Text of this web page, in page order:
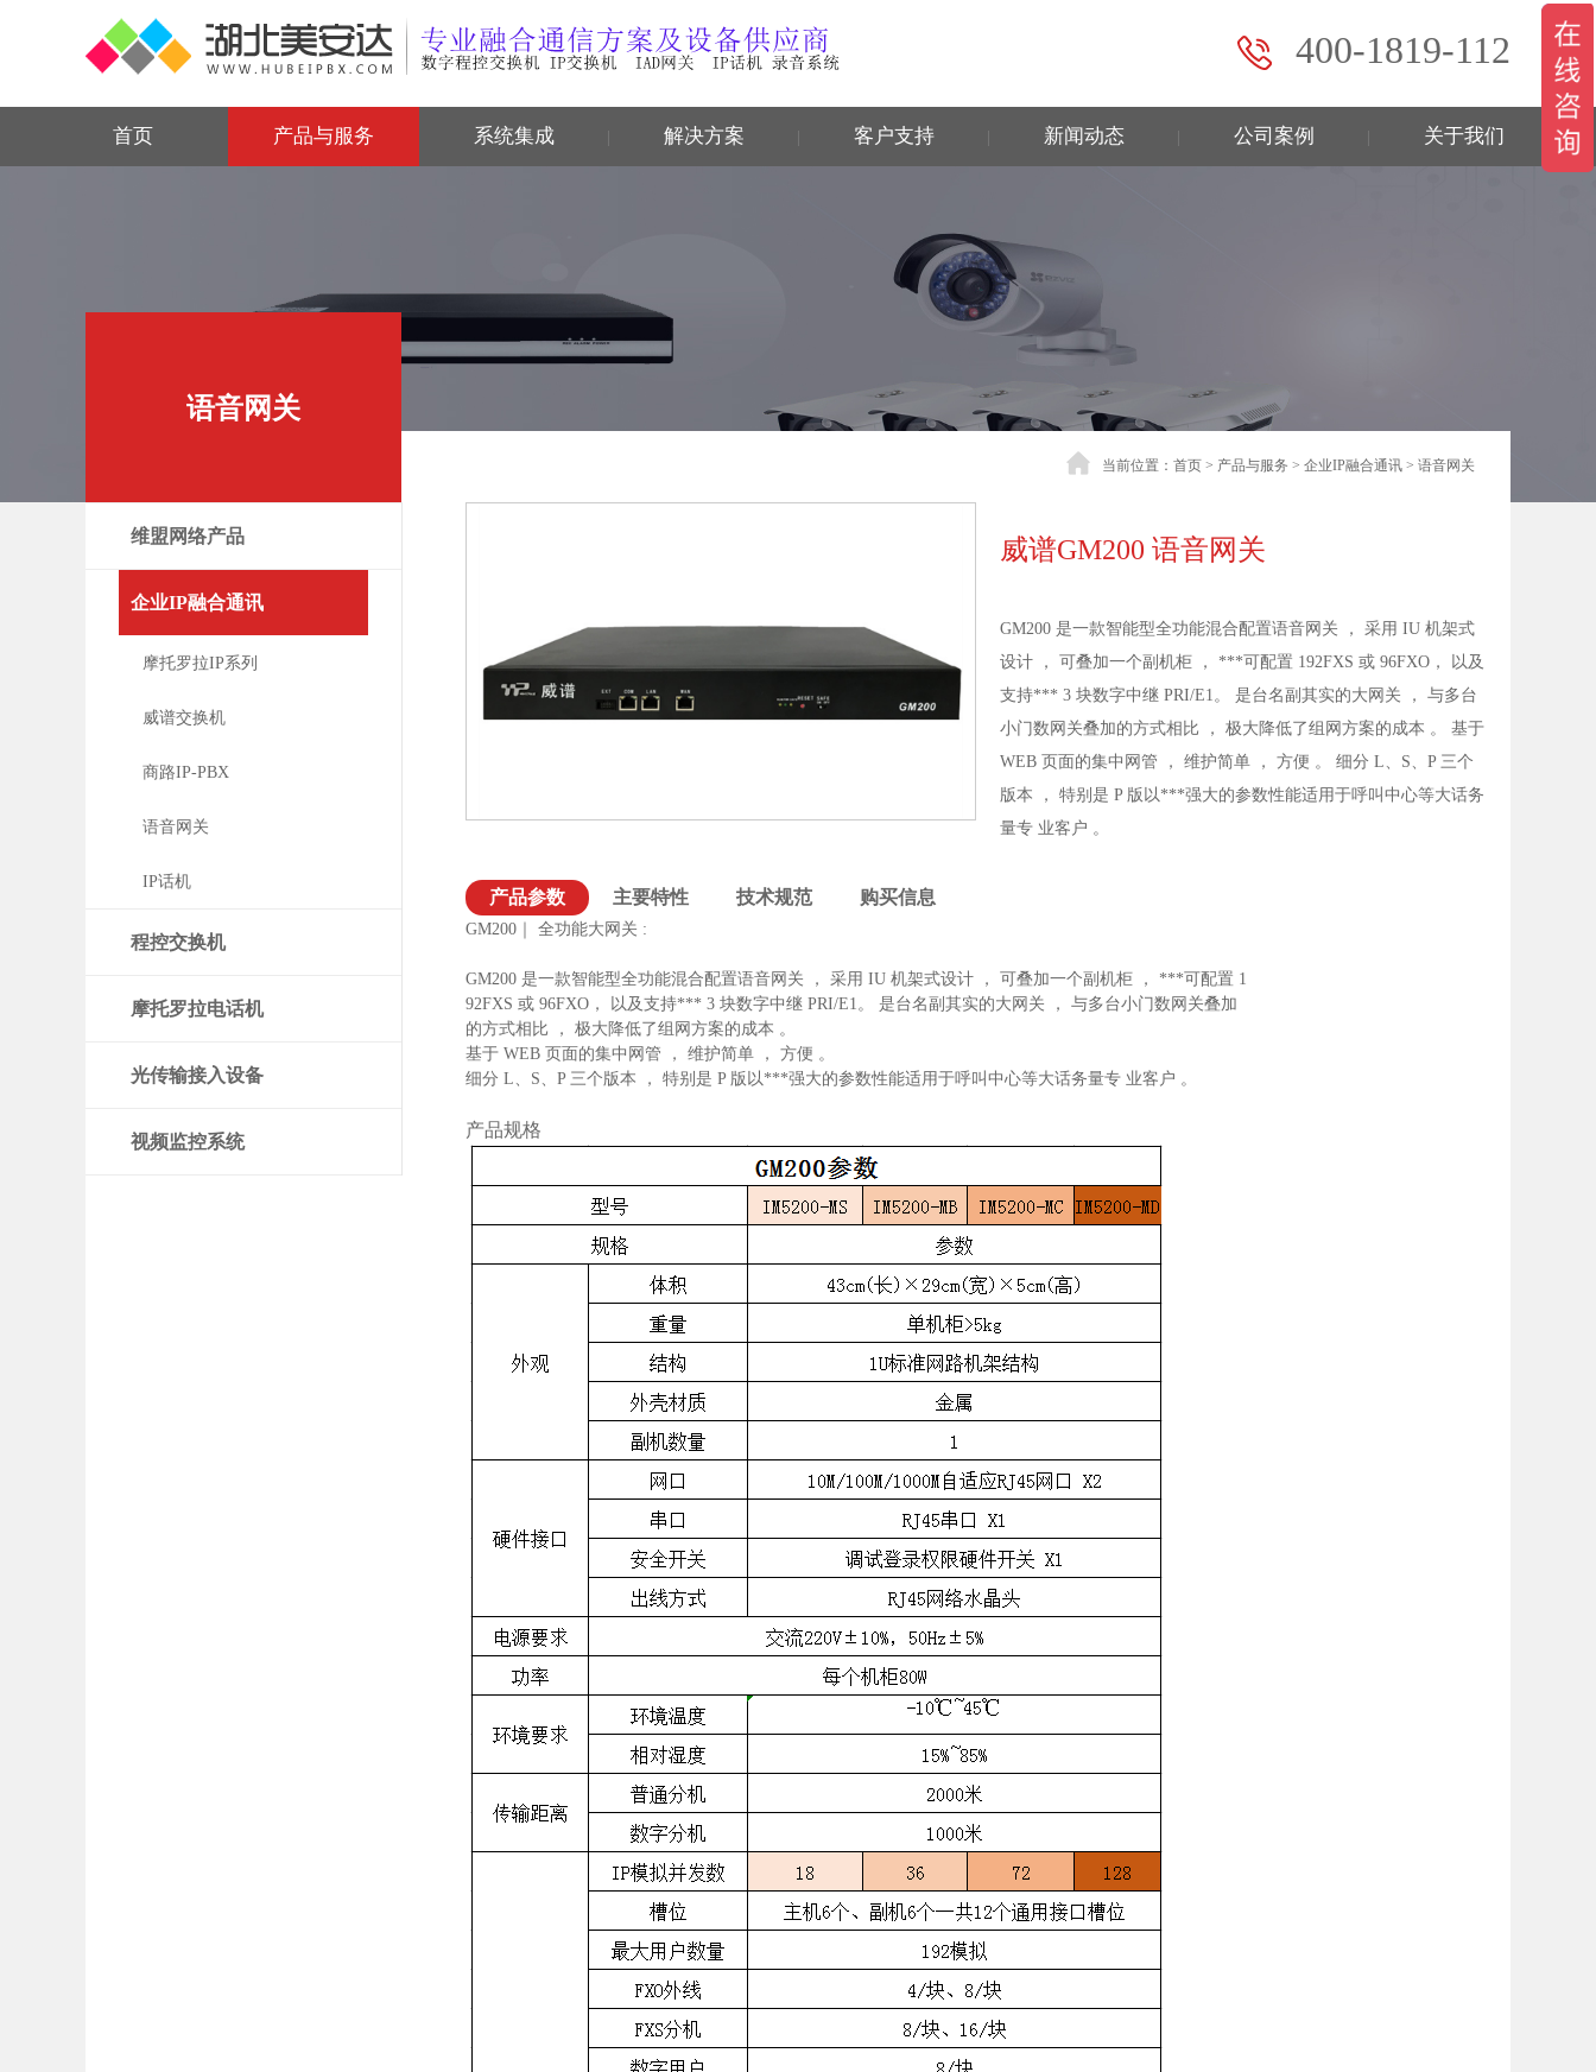
400-1819-112
首页 产品与服务 系统集成 解决方案 客户支持 新闻动态 公司案例 关于我们
语音网关
当前位置： 首页 > 产品与服务 > 企业IP融合通讯 > 语音网关
维盟网络产品
企业IP融合通讯
摩托罗拉IP系列
威谱交换机
商路IP-PBX
语音网关
IP话机
程控交换机
摩托罗拉电话机
光传输接入设备
视频监控系统
威谱GM200 语音网关
GM200 是一款智能型全功能混合配置语音网关 ， 采用 IU 机架式
设计 ， 可叠加一个副机柜 ， ***可配置 192FXS 或 96FXO， 以及
支持*** 3 块数字中继 PRI/E1。 是台名副其实的大网关 ， 与多台
小门数网关叠加的方式相比 ， 极大降低了组网方案的成本 。 基于
WEB 页面的集中网管 ， 维护简单 ， 方便 。 细分 L、S、P 三个
版本 ， 特别是 P 版以***强大的参数性能适用于呼叫中心等大话务
量专 业客户 。
产品参数 主要特性 技术规范 购买信息
GM200｜ 全功能大网关 :
GM200 是一款智能型全功能混合配置语音网关 ， 采用 IU 机架式设计 ， 可叠加一个副机柜 ， ***可配置 1
92FXS 或 96FXO， 以及支持*** 3 块数字中继 PRI/E1。 是台名副其实的大网关 ， 与多台小门数网关叠加
的方式相比 ， 极大降低了组网方案的成本 。
基于 WEB 页面的集中网管 ， 维护简单 ， 方便 。
细分 L、S、P 三个版本 ， 特别是 P 版以***强大的参数性能适用于呼叫中心等大话务量专 业客户 。
产品规格